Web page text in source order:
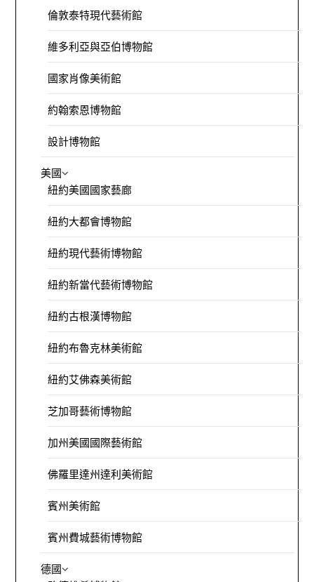
倫敦泰特現代藝術館
維多利亞與亞伯博物館
國家肖像美術館
約翰索恩博物館
設計博物館
美國
紐約美國國家藝廊
紐約大都會博物館
紐約現代藝術博物館
紐約新當代藝術博物館
紐約古根漢博物館
紐約布魯克林美術館
紐約艾佛森美術館
芝加哥藝術博物館
加州美國國際藝術館
佛羅里達州達利美術館
賓州美術館
賓州費城藝術博物館
德國